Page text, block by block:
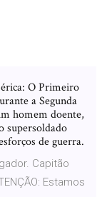
O Primeiro
a Segunda
homem doente,
supersoldado
de guerra.
Capitão
Estamos